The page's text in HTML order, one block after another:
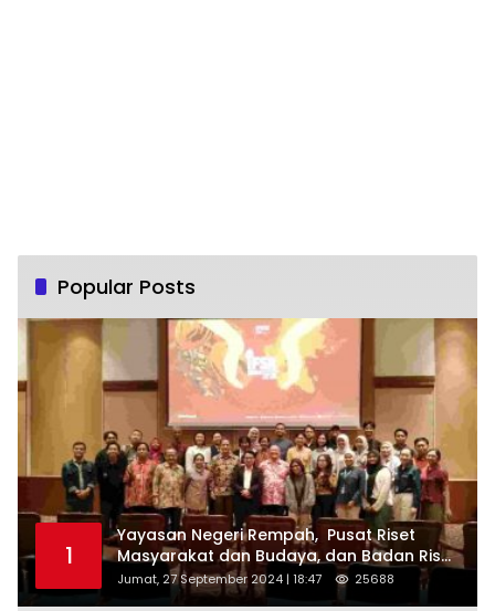
Popular Posts
1
Yayasan Negeri Rempah, Pusat Riset
Masyarakat dan Budaya, dan Badan Riset
dan Inovasi Nasional ( BRIN ) Sukses
Gelar International Forum on Spice
Jumat, 27 September 2024 | 18:47 25688